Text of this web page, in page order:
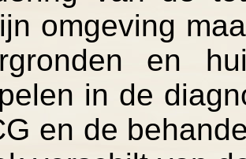
omgeving
en
in de
en de